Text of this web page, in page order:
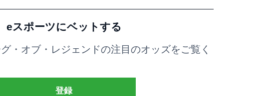
eスポーツにベットする
・オブ・レジェンドの注目のオッズをご覧く
登録